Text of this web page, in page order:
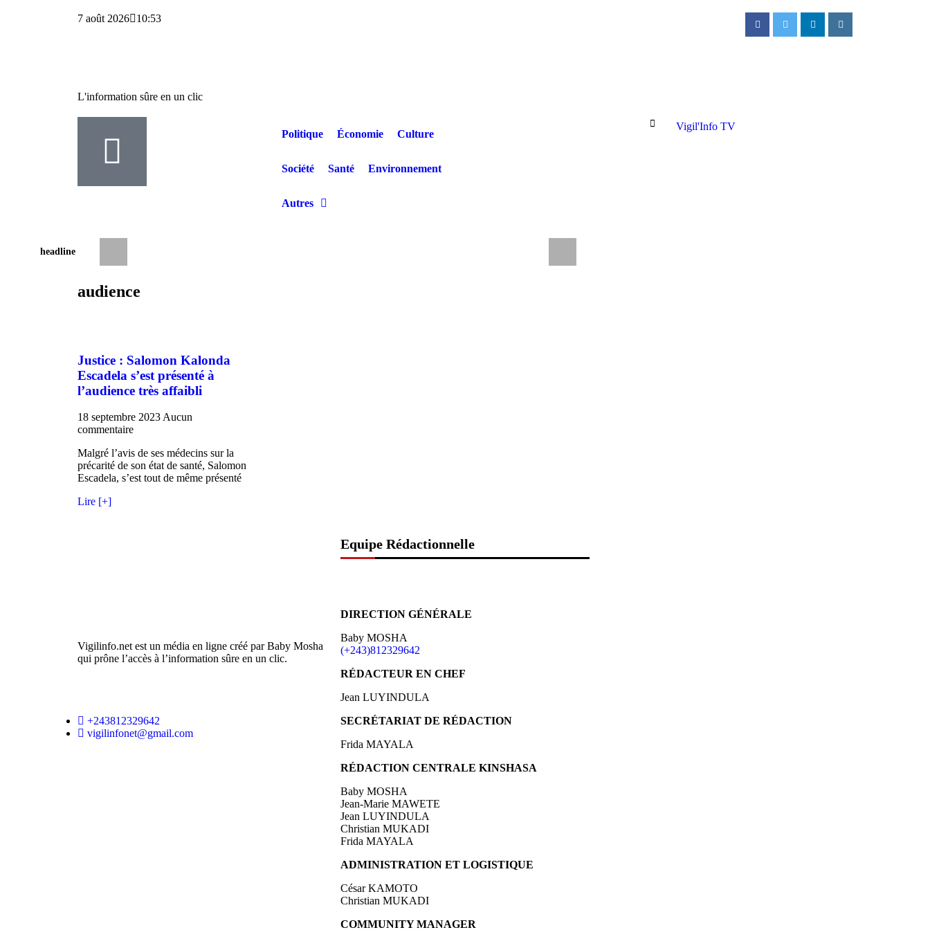
7 août 2026 10:53
L'information sûre en un clic
Politique Économie Culture
Société Santé Environnement
Autres
Vigil'Info TV
headline
audience
Justice : Salomon Kalonda
Escadela s’est présenté à
l’audience très affaibli
18 septembre 2023Aucun
commentaire
Malgré l’avis de ses médecins sur la
précarité de son état de santé, Salomon
Escadela, s’est tout de même présenté
Lire [+]
Vigilinfo.net est un média en ligne créé par Baby Mosha
qui prône l’accès à l’information sûre en un clic.
+243812329642
vigilinfonet@gmail.com
Equipe Rédactionnelle
DIRECTION GÉNÉRALE
Baby MOSHA
(+243)812329642
RÉDACTEUR EN CHEF
Jean LUYINDULA
SECRÉTARIAT DE RÉDACTION
Frida MAYALA
RÉDACTION CENTRALE KINSHASA
Baby MOSHA
Jean-Marie MAWETE
Jean LUYINDULA
Christian MUKADI
Frida MAYALA
ADMINISTRATION ET LOGISTIQUE
César KAMOTO
Christian MUKADI
COMMUNITY MANAGER